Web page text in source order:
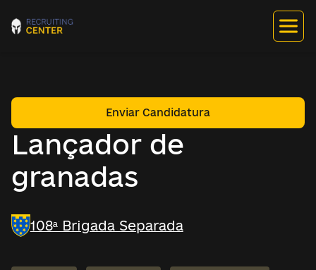
Lançador de
granadas
Enviar Candidatura
108ª Brigada Separada